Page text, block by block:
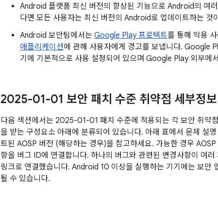
Android 플랫폼 최신 버전의 향상된 기능으로 Android의 여
다면 모든 사용자는 최신 버전의 Android로 업데이트하는 것
Android 보안팀에서는 Google Play 프로텍트를 통해 악용
애플리케이션에 관해 사용자에게 경고를 보냅니다. Google
기에 기본적으로 사용 설정되어 있으며 Google Play 외부에
2025-01-01 보안 패치 수준 취약점 세부정보
다음 섹션에서는 2025-01-01 패치 수준에 적용되는 각 보안 취약
을 받는 구성요소 아래에 분류되어 있습니다. 아래 표에서 문제 설
트된 AOSP 버전 (해당하는 경우)을 참고하세요. 가능한 경우
항을 버그 ID에 연결합니다. 하나의 버그와 관련된 변경사항이 여
링크로 연결했습니다. Android 10 이상을 실행하는 기기에는 보안
될 수 있습니다.